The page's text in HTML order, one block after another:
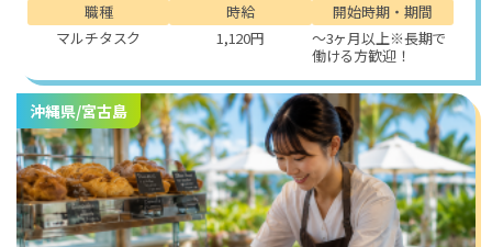
職種
マルチタスク
時給
1,120円
開始時期・期間
～3ヶ月以上※長期で
働ける方歓迎！
沖縄県/宮古島